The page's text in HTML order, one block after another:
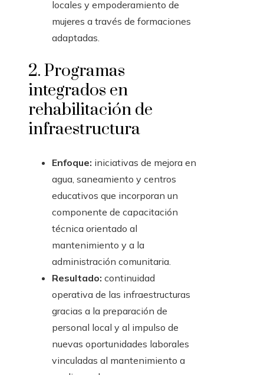
locales y empoderamiento de
mujeres a través de formaciones
adaptadas.
2. Programas
integrados en
rehabilitación de
infraestructura
Enfoque: iniciativas de mejora en
agua, saneamiento y centros
educativos que incorporan un
componente de capacitación
técnica orientado al
mantenimiento y a la
administración comunitaria.
Resultado: continuidad
operativa de las infraestructuras
gracias a la preparación de
personal local y al impulso de
nuevas oportunidades laborales
vinculadas al mantenimiento a